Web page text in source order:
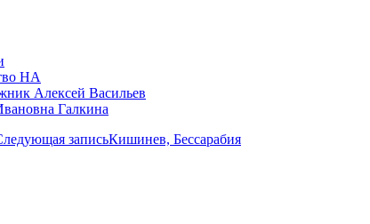
НА
Алексей Васильев
Галкина
записьКишинев, Бессарабия